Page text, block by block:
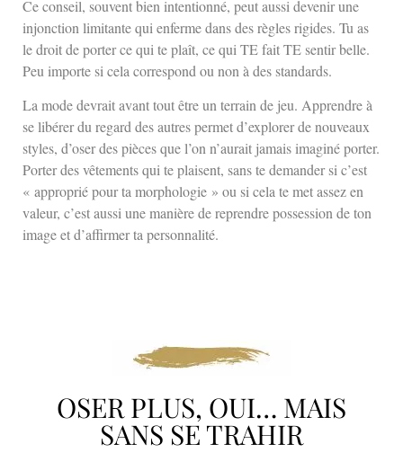
Ce conseil, souvent bien intentionné, peut aussi devenir une
injonction limitante qui enferme dans des règles rigides. Tu as
le droit de porter ce qui te plaît, ce qui TE fait TE sentir belle.
Peu importe si cela correspond ou non à des standards.
La mode devrait avant tout être un terrain de jeu. Apprendre à
se libérer du regard des autres permet d’explorer de nouveaux
styles, d’oser des pièces que l’on n’aurait jamais imaginé porter.
Porter des vêtements qui te plaisent, sans te demander si c’est
« approprié pour ta morphologie » ou si cela te met assez en
valeur, c’est aussi une manière de reprendre possession de ton
image et d’affirmer ta personnalité.
OSER PLUS, OUI… MAIS
SANS SE TRAHIR